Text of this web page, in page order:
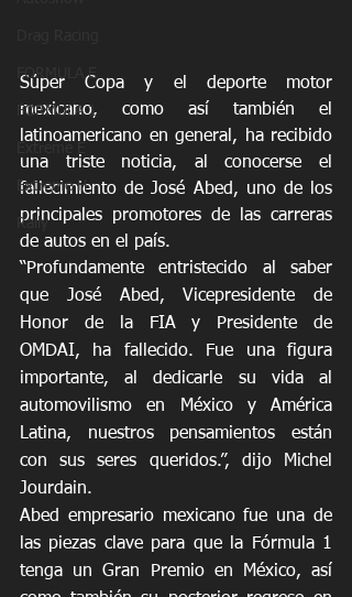
FORMULA E
FORMULA 1
Extreme H
Rally
Súper Copa y el deporte motor
mexicano, como así también el
latinoamericano en general, ha recibido
una triste noticia, al conocerse el
fallecimiento de José Abed, uno de los
principales promotores de las carreras
de autos en el país.
“Profundamente entristecido al saber
que José Abed, Vicepresidente de
Honor de la FIA y Presidente de
OMDAI, ha fallecido. Fue una figura
importante, al dedicarle su vida al
automovilismo en México y América
Latina, nuestros pensamientos están
con sus seres queridos.”, dijo Michel
Jourdain.
Abed empresario mexicano fue una de
las piezas clave para que la Fórmula 1
tenga un Gran Premio en México, así